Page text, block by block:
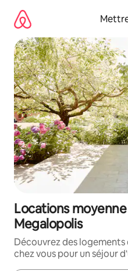
directement
contenu
Locations
Megalopolis
Découvrez des
chez vous pour un séjour